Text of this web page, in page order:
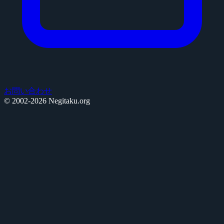
お問い合わせ
© 2002-2026 Negitaku.org